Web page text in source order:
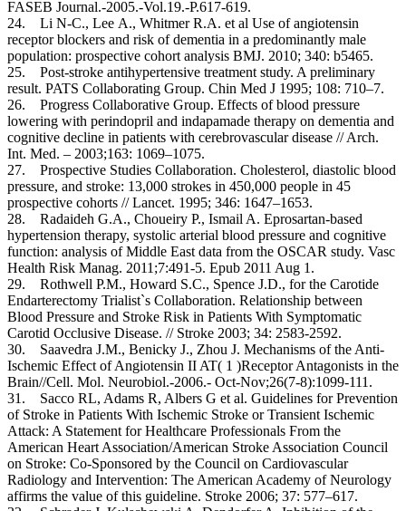
FASEB Journal.-2005.-Vol.19.-P.617-619.
24. Li N-C., Lee А., Whitmer R.A. et al Use of angiotensin
receptor blockers and risk of dementia in a predominantly male
population: prospective cohort analysis BMJ. 2010; 340: b5465.
25. Post-stroke antihypertensive treatment study. A preliminary
result. PATS Collaborating Group. Chin Med J 1995; 108: 710–7.
26. Progress Collaborative Group. Еffects of blood pressure
lowering with perindopril and indapamade therapy on dementia and
cognitive decline in patients with cerebrovascular disease // Arch.
Int. Med. – 2003;163: 1069–1075.
27. Prospective Studies Collaboration. Cholesterol, diastolic blood
pressure, and stroke: 13,000 strokes in 450,000 people in 45
prospective cohorts // Lancet. 1995; 346: 1647–1653.
28. Radaideh G.A., Choueiry P., Ismail A. Eprosartan-based
hypertension therapy, systolic arterial blood pressure and cognitive
function: analysis of Middle East data from the OSCAR study. Vasc
Health Risk Manag. 2011;7:491-5. Epub 2011 Aug 1.
29. Rothwell P.M., Howard S.C., Spence J.D., for the Carotide
Endarterectomy Trialist`s Collaboration. Relationship between
Blood Pressure and Stroke Risk in Patients With Symptomatic
Carotid Occlusive Disease. // Stroke 2003; 34: 2583-2592.
30. Saavedra J.M., Benicky J., Zhou J. Mechanisms of the Anti-
Ischemic Effect of Angiotensin II AT( 1 )Receptor Antagonists in the
Brain//Cell. Mol. Neurobiol.-2006.- Oct-Nov;26(7-8):1099-111.
31. Sacco RL, Adams R, Albers G et al. Guidelines for Prevention
of Stroke in Patients With Ischemic Stroke or Transient Ischemic
Attack: A Statement for Healthcare Professionals From the
American Heart Association/American Stroke Association Council
on Stroke: Co-Sponsored by the Council on Cardiovascular
Radiology and Intervention: The American Academy of Neurology
affirms the value of this guideline. Stroke 2006; 37: 577–617.